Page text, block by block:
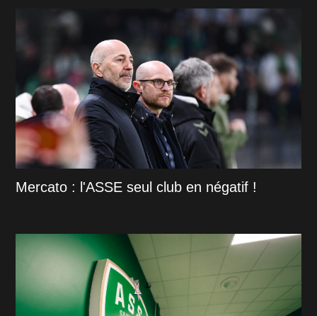
Mercato : l'ASSE seul club en négatif !